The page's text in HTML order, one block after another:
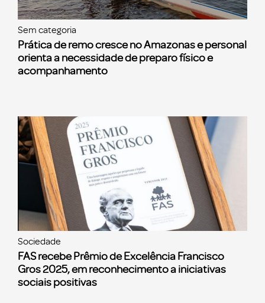
Sem categoria
Prática de remo cresce no Amazonas e personal
orienta a necessidade de preparo físico e
acompanhamento
Sociedade
FAS recebe Prêmio de Excelência Francisco
Gros 2025, em reconhecimento a iniciativas
sociais positivas